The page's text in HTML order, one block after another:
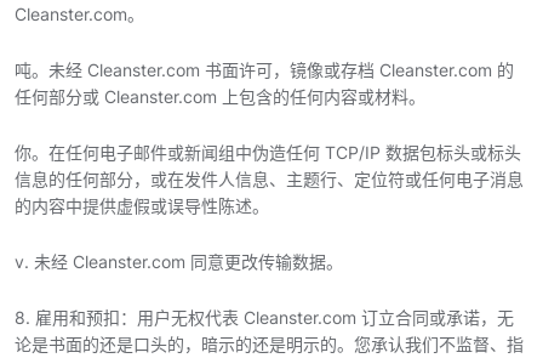
Cleanster.com。
吨。未经 Cleanster.com 书面许可，镜像或存档 Cleanster.com 的
任何部分或 Cleanster.com 上包含的任何内容或材料。
你。在任何电子邮件或新闻组中伪造任何 TCP/IP 数据包标头或标头
信息的任何部分，或在发件人信息、主题行、定位符或任何电子消息
的内容中提供虚假或误导性陈述。
v. 未经 Cleanster.com 同意更改传输数据。
8. 雇用和预扣：用户无权代表 Cleanster.com 订立合同或承诺，无
论是书面的还是口头的，暗示的还是明示的。您承认我们不监督、指